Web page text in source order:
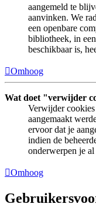
aangemeld te
aanvinken. We
een openbare
bibliotheek, in
beschikbaar is,
Omhoog
Wat doet "verwijder
Verwijder
aangemaakt
ervoor dat je
indien de
onderwerpen je al
Omhoog